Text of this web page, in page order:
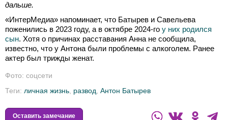
дальше.
«ИнтерМедиа» напоминает, что Батырев и Савельева
поженились в 2023 году, а в октябре 2024-го у них родился
сын. Хотя о причинах расставания Анна не сообщила,
известно, что у Антона были проблемы с алкоголем. Ранее
актер был трижды женат.
Фото: соцсети
Теги: личная жизнь развод Антон Батырев
Оставить замечание